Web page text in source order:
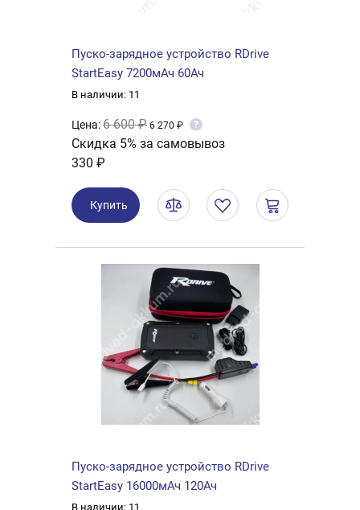
Пуско-зарядное устройство RDrive
StartEasy 7200мАч 60Ач
В наличии: 11
Цена:6 600 ₽ 6 270 ₽ ?
Скидка 5% за самовывоз
330 ₽
Купить
Пуско-зарядное устройство RDrive
StartEasy 16000мАч 120Ач
В наличии: 11